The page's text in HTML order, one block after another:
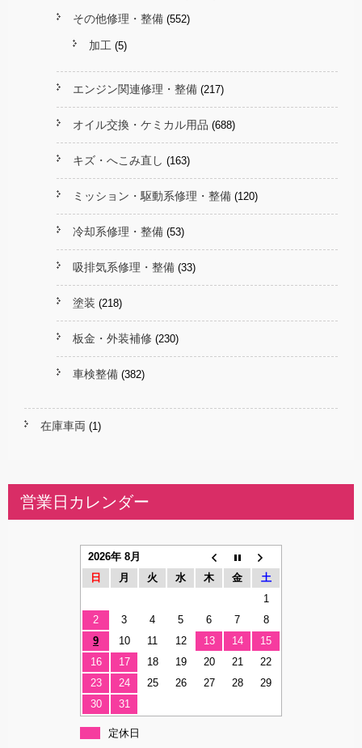
その他修理・整備 (552)
加工 (5)
エンジン関連修理・整備 (217)
オイル交換・ケミカル用品 (688)
キズ・へこみ直し (163)
ミッション・駆動系修理・整備 (120)
冷却系修理・整備 (53)
吸排気系修理・整備 (33)
塗装 (218)
板金・外装補修 (230)
車検整備 (382)
在庫車両 (1)
営業日カレンダー
2026年 8月
日
月 火 水 木 金
土
1
2
3 4 5 6 7
8
9
10 11 12 13 14
15
16
17 18 19 20 21
22
23
24 25 26 27 28
29
30
31
定休日